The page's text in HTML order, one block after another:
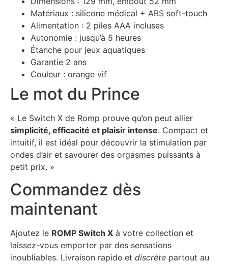
Matériaux : silicone médical + ABS soft-touch
Alimentation : 2 piles AAA incluses
Autonomie : jusqu’à 5 heures
Étanche pour jeux aquatiques
Garantie 2 ans
Couleur : orange vif
Le mot du Prince
« Le Switch X de Romp prouve qu’on peut allier
simplicité, efficacité et plaisir intense. Compact et
intuitif, il est idéal pour découvrir la stimulation par
ondes d’air et savourer des orgasmes puissants à
petit prix. »
Commandez dès
maintenant
Ajoutez le ROMP Switch X à votre collection et
laissez-vous emporter par des sensations
inoubliables. Livraison rapide et discrète partout au